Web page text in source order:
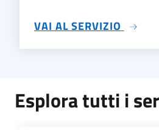
VAI AL SERVIZIO SU SUE
Esplora tutti i